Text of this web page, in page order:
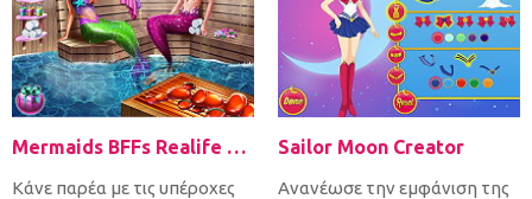
Mermaids BFFs Realife Sauna
Κάνε παρέα με τις υπέροχες
Sailor Moon Creator
Ανανέωσε την εμφάνιση της